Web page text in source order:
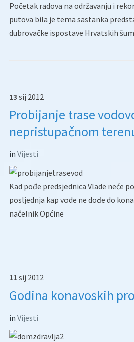
Početak radova na održavanju i
putova bila je tema sastanka
dubrovačke ispostave Hrvatskih
13 sij 2012
Probijanje trase
nepristupačnom
in Vijesti
Kad pođe predsjednica Vlade neće
posljednja kap vode ne dođe do
načelnik Općine
11 sij 2012
Godina konavoskih
in Vijesti